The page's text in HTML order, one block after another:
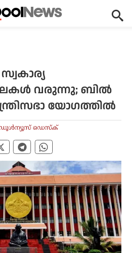
വരുന്നു; ബില്‍
യോഗത്തില്‍
ഡെസ്‌ക്